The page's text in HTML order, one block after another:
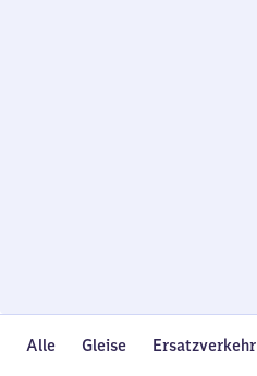
Alle Gleise Ersatzverkehr